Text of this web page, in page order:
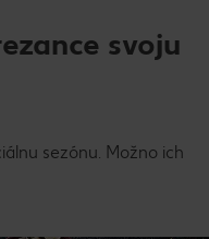
svoju
sezónu. Možno ich